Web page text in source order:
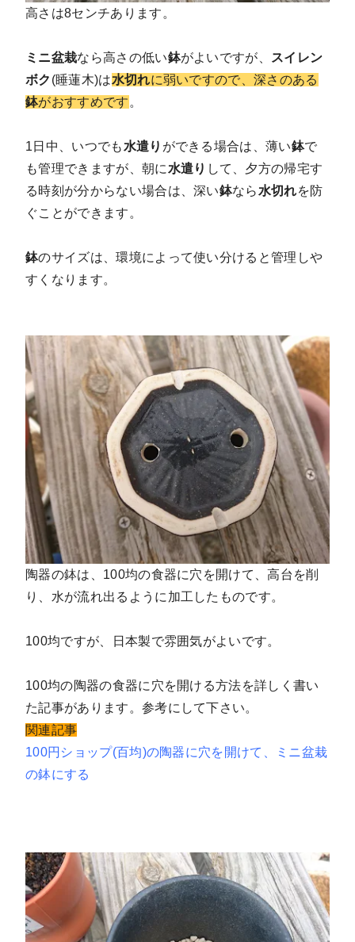
高さは8センチあります。
ミニ盆栽なら高さの低い鉢がよいですが、
スイレン
ボク (睡蓮木)は水切れに弱いですので、深さのある
鉢がおすすめです 。
1日中、いつでも 水遣り ができる場合は、薄い鉢で
も管理できますが、朝に 水遣り して、夕方の帰宅す
る時刻が分からない場合は、深い鉢なら 水切れを防
ぐことができます。
鉢のサイズは、環境によって使い分けると管理しや
すくなります。
陶器の鉢は、100均の食器に穴を開けて、高台を削
り、水が流れ出るように加工したものです。
100均ですが、日本製で雰囲気がよいです。
100均の陶器の食器に穴を開ける方法を詳しく書い
た記事があります。参考にして下さい。
関連記事
100円ショップ(百均)の陶器に穴を開けて、ミニ盆栽
の鉢にする